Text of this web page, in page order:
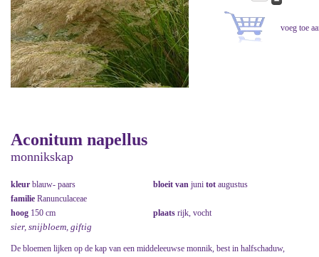
Aconitum napellus
monnikskap
kleur blauw- paars bloeit van juni tot augustus
familie Ranunculaceae
hoog 150 cm plaats rijk, vocht
sier, snijbloem, giftig
De bloemen lijken op de kap van een middeleeuwse monnik, best in halfschaduw,